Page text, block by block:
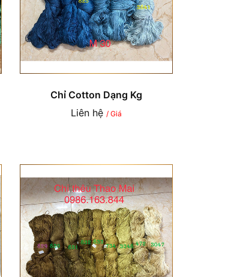
Chỉ Cotton Dạng Kg
Liên hệ / Giá